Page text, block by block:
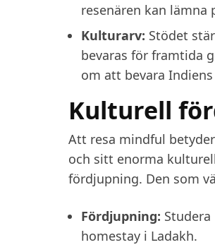
resenären kan
Kulturarv: Stödet
bevaras för framtida
om att bevara
Kulturell
Att resa mindful
och sitt enorma
fördjupning. Den som
Fördjupning:
homestay i Ladakh.